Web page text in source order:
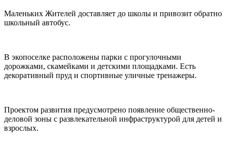
Маленьких Жителей доставляет до школы и привозит обратно
школьный автобус.
В экопоселке расположены парки с прогулочными
дорожками, скамейками и детскими площадками. Есть
декоративный пруд и спортивные уличные тренажеры.
Проектом развития предусмотрено появление общественно-
деловой зоны с развлекательной инфраструктурой для детей и
взрослых.